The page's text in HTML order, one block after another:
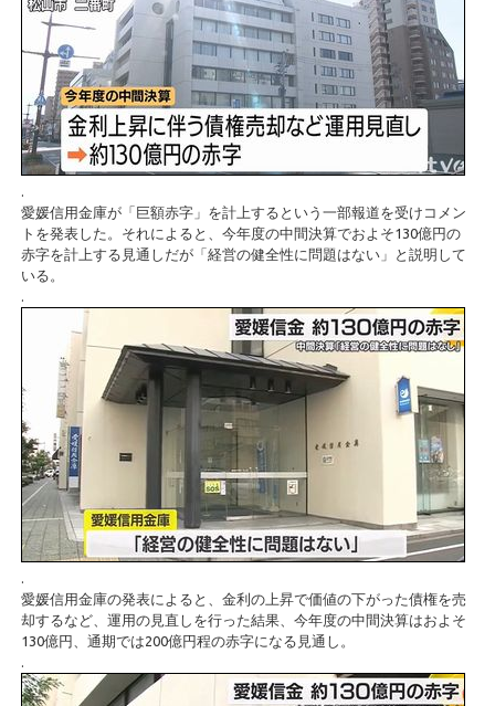
.
愛媛信用金庫が「巨額赤字」を計上するという一部報道を受けコメン
トを発表した。それによると、今年度の中間決算でおよそ130億円の
赤字を計上する見通しだが「経営の健全性に問題はない」と説明して
いる。
.
.
愛媛信用金庫の発表によると、金利の上昇で価値の下がった債権を売
却するなど、運用の見直しを行った結果、今年度の中間決算はおよそ
130億円、通期では200億円程の赤字になる見通し。
.